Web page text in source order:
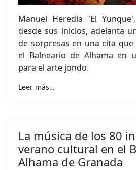
Manuel Heredia 'El
desde sus inicios, adelanta
de sorpresas en una cita
el Balneario de Alhama en
para el arte jondo.
Leer más…
La música de los 80
verano cultural en el
Alhama de Granada